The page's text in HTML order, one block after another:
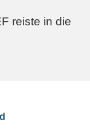
reiste in die